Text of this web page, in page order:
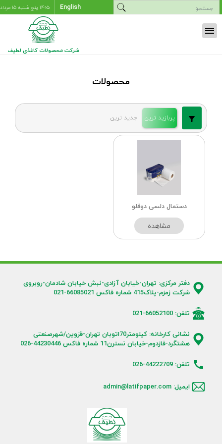
English ۱۴۰۵ پنج شنبه ۱۵ مرداد
menu
شرکت محصولات کاغذی لطیف
محصولات
پربازید ترین جدید ترین
دستمال دلسی دوقلو
مشاهده
دفتر مرکزی: تهران-خیابان آزادی-نبش خیابان شادمان-روبروی
شرکت زمزم-پلاک415 شماره فاکس 66085021-021
تلفن: 66052100-021
نشانی کارخانه: کیلومتر70اتوبان تهران-قزوین/شهرصنعتی
هشتگرد-فازدوم-خیابان نسترن11 شماره فاکس 44230446-026
تلفن: 44222709-026
ایمیل: admin@latifpaper.com